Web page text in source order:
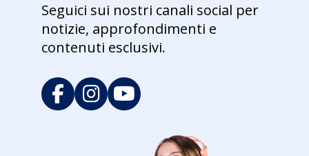
Seguici sui nostri canali social per
notizie, approfondimenti e
contenuti esclusivi.